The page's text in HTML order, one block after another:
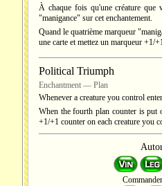
À chaque fois qu'une créature que
"manigance" sur cet enchantement.
Quand le quatrième marqueur
une carte et mettez un marqueur +1/
Political Triumph
Enchantment — Plan
Whenever a creature you control
When the fourth plan counter is put
+1/+1 counter on each creature you
Commander